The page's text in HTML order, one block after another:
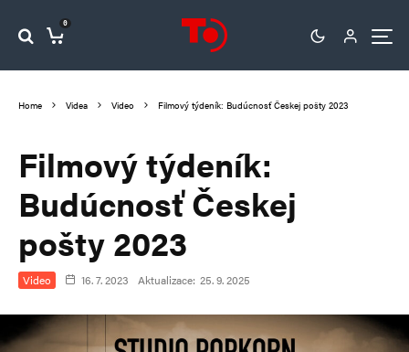
0
Home Videa Video Filmový týdeník: Budúcnosť Českej pošty 2023
Filmový týdeník:
Budúcnosť Českej
pošty 2023
Video 16. 7. 2023 Aktualizace: 25. 9. 2025